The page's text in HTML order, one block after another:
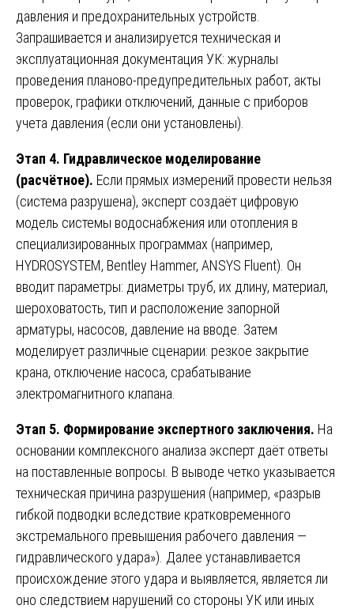
давления и предохранительных устройств.
Запрашивается и анализируется техническая и
эксплуатационная документация УК: журналы
проведения планово-предупредительных работ, акты
проверок, графики отключений, данные с приборов
учета давления (если они установлены).
Этап 4. Гидравлическое моделирование
(расчётное). Если прямых измерений провести нельзя
(система разрушена), эксперт создаёт цифровую
модель системы водоснабжения или отопления в
специализированных программах (например,
HYDROSYSTEM, Bentley Hammer, ANSYS Fluent). Он
вводит параметры: диаметры труб, их длину, материал,
шероховатость, тип и расположение запорной
арматуры, насосов, давление на вводе. Затем
моделирует различные сценарии: резкое закрытие
крана, отключение насоса, срабатывание
электромагнитного клапана.
Этап 5. Формирование экспертного заключения. На
основании комплексного анализа эксперт даёт ответы
на поставленные вопросы. В выводе четко указывается
техническая причина разрушения (например, «разрыв
гибкой подводки вследствие кратковременного
экстремального превышения рабочего давления —
гидравлического удара»). Далее устанавливается
происхождение этого удара и выявляется, является ли
оно следствием нарушений со стороны УК или иных